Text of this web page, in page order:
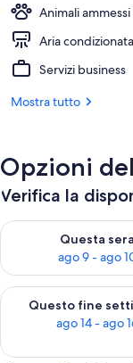
Animali ammessi
Aria condizionata
Servizi business
Mostra tutto
Opzioni
Verifica la
Questa sera
ago 9 - ago
Verifica la
Questo fine
ago 14 - ago
Verifica la